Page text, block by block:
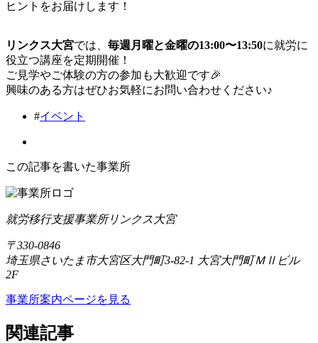
ヒントをお届けします！
リンクス大宮では、 毎週月曜と金曜の13:00〜13:50に就労に
役立つ講座を定期開催！
ご見学やご体験の方の参加も大歓迎です🎉
興味のある方はぜひお気軽にお問い合わせください♪
#イベント
この記事を書いた事業所
就労移行支援事業所リンクス大宮
〒330-0846
埼玉県さいたま市大宮区大門町3-82-1 大宮大門町ＭⅡビル
2F
事業所案内ページを見る
関連記事